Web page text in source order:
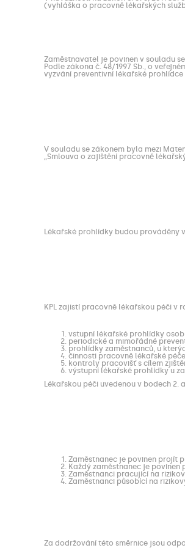
(vyhláška o pracovně lékařských
Zaměstnavatel je povinen v souladu
Podle zákona č. 48/1997 Sb., o
vyzvání preventivní lékařské prohlídce
V souladu se zákonem byla mezi
„Smlouva o zajištění pracovně
Lékařské prohlídky budou prováděny
KPL zajistí pracovně lékařskou péči v
vstupní lékařské prohlídky
periodické a mimořádné
prohlídky zaměstnanců, u
činnosti pracovně lékařské
kontroly pracovišť s cílem
výstupní lékařské prohlídky u
Lékařskou péči uvedenou v bodech 2.
Zaměstnanec je povinen projít
Každý zaměstnanec je
Zaměstnanci pracující na
Zaměstnanci působící na
Za dodržování této směrnice jsou